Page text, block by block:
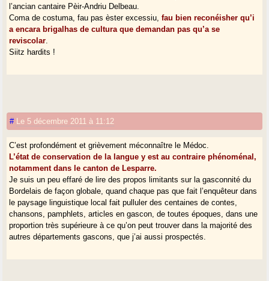
l’ancian cantaire Pèir-Andriu Delbeau.
Coma de costuma, fau pas èster excessiu,fau bien reconéisher qu’i
a encara brigalhas de cultura que demandan pas qu’a se
reviscolar
Siitz hardits !
# Le 5 décembre 2011 à 11:12
C’est profondément et grièvement méconnaître le Médoc.
L’état de conservation de la langue y est au contraire phénoménal,
notamment dans le canton de Lesparre.
Je suis un peu effaré de lire des propos limitants sur la gasconnité du
Bordelais de façon globale, quand chaque pas que fait l’enquêteur dans
le paysage linguistique local fait pulluler des centaines de contes,
chansons, pamphlets, articles en gascon, de toutes époques, dans une
proportion très supérieure à ce qu’on peut trouver dans la majorité des
autres départements gascons, que j’ai aussi prospectés.